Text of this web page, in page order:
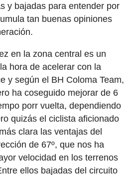
y bajadas para entender por
tan buenas opiniones
en la zona central es un
hora de acelerar con la
y según el BH Coloma Team,
ha coseguido mejorar de 6
porr vuelta, dependiendo
quizás el ciclista aficionado
clara las ventajas del
de 67º, que nos ha
velocidad en los terrenos
ellos bajadas del circuito